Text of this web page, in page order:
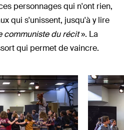
personnages qui n'ont rien,
qui s'unissent, jusqu'à y lire
communiste du récit». La
qui permet de vaincre.